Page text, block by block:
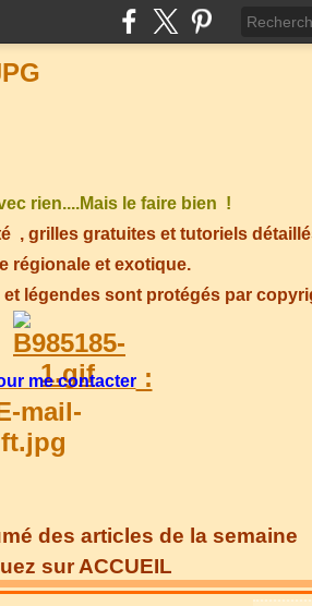
rien....Mais le faire bien !
, grilles gratuites et tutoriels
régionale et exotique.
et légendes sont protégés par
me contacter:
des articles de la semaine
sur ACCUEIL